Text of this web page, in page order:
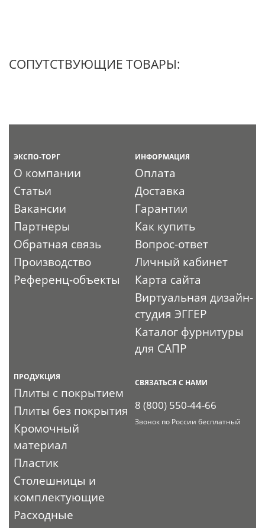
СОПУТСТВУЮЩИЕ ТОВАРЫ:
ЭКСПО-ТОРГ
О компании
Статьи
Вакансии
Партнеры
Обратная связь
Производство
Референц-объекты
ИНФОРМАЦИЯ
Оплата
Доставка
Гарантии
Как купить
Вопрос-ответ
Личный кабинет
Карта сайта
Виртуальная дизайн-
студия ЭГГЕР
Каталог фурнитуры
для САПР
ПРОДУКЦИЯ
Плиты с покрытием
Плиты без покрытия
Кромочный
материал
Пластик
Столешницы и
комплектующие
Расходные
СВЯЗАТЬСЯ С НАМИ
8 (800) 550-44-66
Звонок по России бесплатный